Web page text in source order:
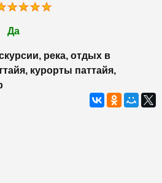
Да
река, отдых в
курорты паттайя,